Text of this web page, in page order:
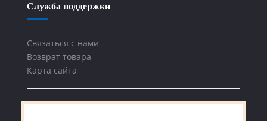
Служба поддержки
Связаться с нами
Возврат товара
Карта сайта